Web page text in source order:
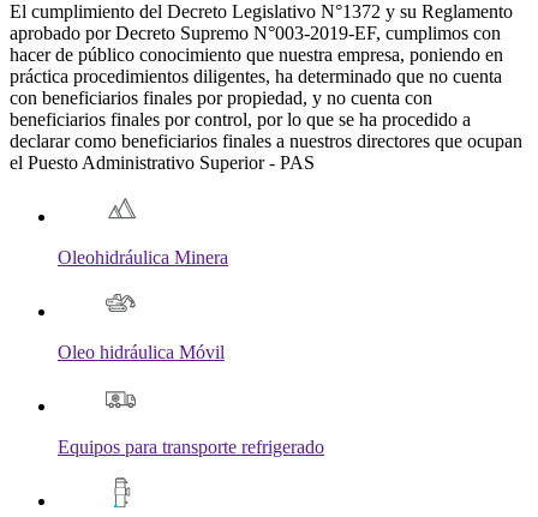
El cumplimiento del Decreto Legislativo N°1372 y su Reglamento
aprobado por Decreto Supremo N°003-2019-EF, cumplimos con
hacer de público conocimiento que nuestra empresa, poniendo en
práctica procedimientos diligentes, ha determinado que no cuenta
con beneficiarios finales por propiedad, y no cuenta con
beneficiarios finales por control, por lo que se ha procedido a
declarar como beneficiarios finales a nuestros directores que ocupan
el Puesto Administrativo Superior - PAS
Oleohidráulica Minera
Oleo hidráulica Móvil
Equipos para transporte refrigerado